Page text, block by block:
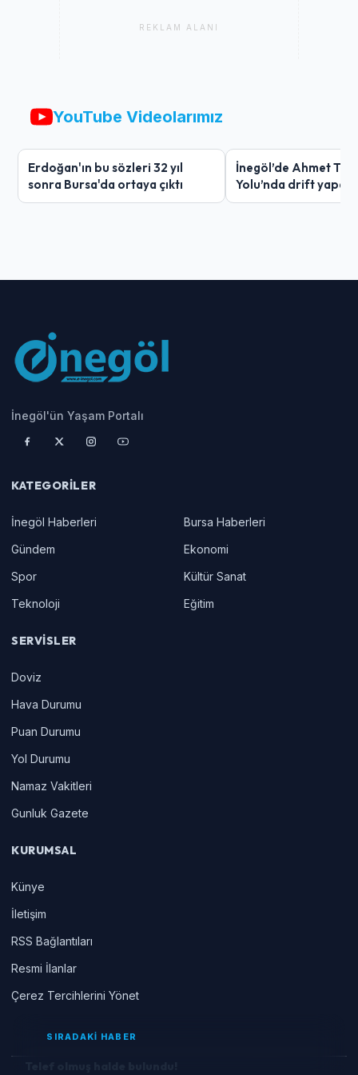
REKLAM ALANI
YouTube Videolarımız
Erdoğan'ın bu sözleri 32 yıl
sonra Bursa'da ortaya çıktı
İnegöl’de Ahmet
Yolu’nda drift yapan
ağır ceza
İnegöl'ün Yaşam Portalı
KATEGORILER
İnegöl Haberleri
Bursa Haberleri
Gündem
Ekonomi
Spor
Kültür Sanat
Teknoloji
Eğitim
SERVISLER
Doviz
Hava Durumu
Puan Durumu
Yol Durumu
Namaz Vakitleri
Gunluk Gazete
KURUMSAL
Künye
İletişim
RSS Bağlantıları
Resmi İlanlar
Çerez Tercihlerini Yönet
SIRADAKİ HABER